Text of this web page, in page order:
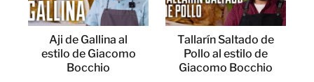
Aji de Gallina al
estilo de Giacomo
Bocchio
Tallarín Saltado de
Pollo al estilo de
Giacomo Bocchio